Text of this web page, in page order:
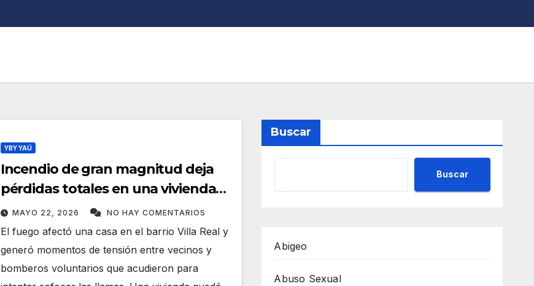
YBY YAÚ
Incendio de gran magnitud deja
pérdidas totales en una vivienda
de Yby Yaú
MAYO 22, 2026 NO HAY COMENTARIOS
El fuego afectó una casa en el barrio Villa Real y
generó momentos de tensión entre vecinos y
bomberos voluntarios que acudieron para
Buscar
Buscar
Abigeo
Abuso Sexual